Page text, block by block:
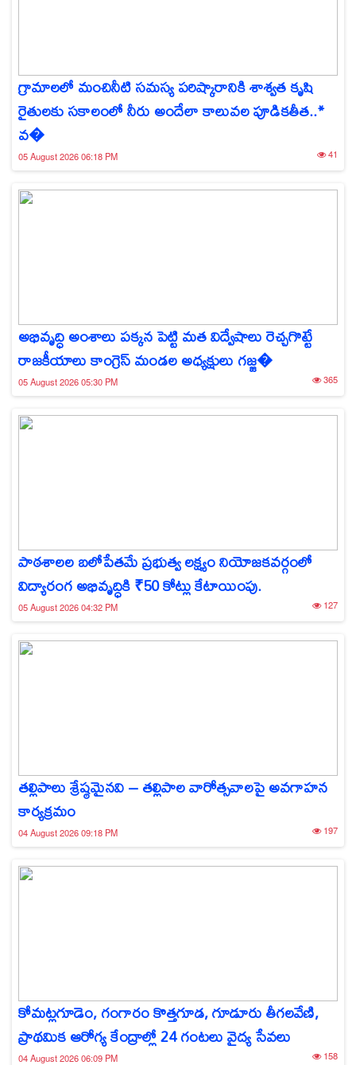
గ్రామాలలో మంచినీటి సమస్య పరిష్కారానికి శాశ్వత కృషి
రైతులకు సకాలంలో నీరు అందేలా కాలువల పూడికతీత..*
వ�
05 August 2026 06:18 PM 41
అభివృద్ధి అంశాలు పక్కన పెట్టి మత విద్వేషాలు రెచ్చగొట్టే
రాజకీయాలు కాంగ్రెస్ మండల అధ్యక్షులు గజ్జ�
05 August 2026 05:30 PM 365
పాఠశాలల బలోపేతమే ప్రభుత్వ లక్ష్యం నియోజకవర్గంలో
విద్యారంగ అభివృద్ధికి ₹50 కోట్లు కేటాయింపు.
05 August 2026 04:32 PM 127
తల్లిపాలు శ్రేష్ఠమైనవి – తల్లిపాల వారోత్సవాలపై అవగాహన
కార్యక్రమం
04 August 2026 09:18 PM 197
కోమట్లగూడెం, గంగారం కొత్తగూడ, గూడూరు తీగలవేణి,
ప్రాథమిక ఆరోగ్య కేంద్రాల్లో 24 గంటలు వైద్య సేవలు
04 August 2026 06:09 PM 158